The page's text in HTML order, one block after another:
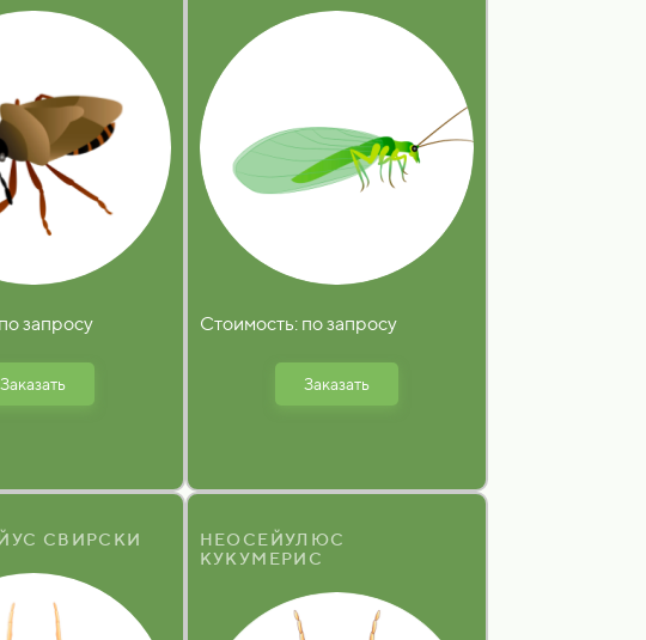
запросу
Заказать
Стоимость: по запросу
Заказать
СВИРСКИ
НЕОСЕЙУЛЮС
КУКУМЕРИС